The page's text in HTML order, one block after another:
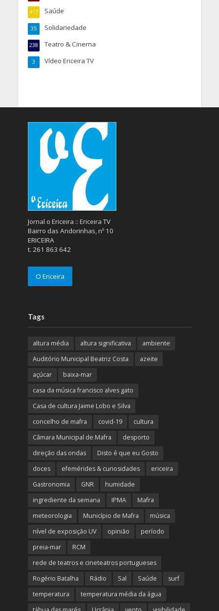
Saúde
417
Solidariedade
35
Teatro & Cinema
238
Vídeo Ericeira TV
3
Jornal o Ericeira :: Ericeira TV
Bairro das Andorinhas, nº 10
ERICEIRA
t. 261 863 642
O Ericeira
Tags
altura média altura significativa
ambiente
Auditório Municipal Beatriz Costa
azeite
açúcar
baixa-mar
casa da música francisco alves gato
Casa de cultura Jaime Lobo e Silva
concelho de mafra
covid-19
cultura
Câmara Municipal de Mafra
desporto
direção das ondas
Disto é que eu Gosto
doces
efemérides & curiosidades
ericeira
Gastronomia
GNR
humidade
ingrediente da semana
IPMA
Mafra
meteorologia
Município de Mafra
música
nível de exposição UV
opinião
período
preia-mar
RCM
rede de teatros e cineteatros portugueses
Rogério Batalha
Rádio Sal Saúde
surf
temperatura
temperatura média da água